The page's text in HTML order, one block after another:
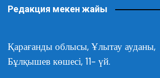
Редакция мекен жайы
Қарағанды облысы, Ұлытау ауданы,
Бұлқышев көшесі, 11- үй.